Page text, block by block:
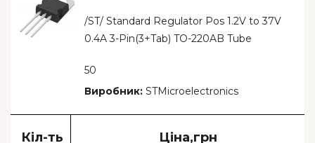
/ST/ Standard Regulator Pos 1.2V to 37V
0.4A 3-Pin(3+Tab) TO-220AB Tube
50
Виробник: STMicroelectronics
Кіл-ть
Ціна,грн